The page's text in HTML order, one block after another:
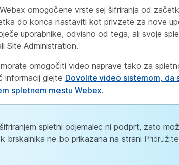
omogočene vrste sej šifriranja od
do konca nastaviti kot privzete za nove
uporabnike, odvisno od tega, ali svoje
Site Administration.
omogočiti video naprave tako za
informacij glejte Dovolite video sistemom, da
spletnem mestu Webex.
spletni odjemalec ni podprt, zato
brskalnika ne bo prikazana na strani